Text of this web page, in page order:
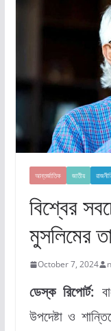
আন্তর্জাতিক জাতীয়
বিশ্বের
মুসলিমের
October 7, 2024
ডেস্ক রিপোর্ট:
উপদেষ্টা ও